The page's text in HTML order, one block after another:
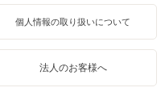
個人情報の取り扱いについて
法人のお客様へ